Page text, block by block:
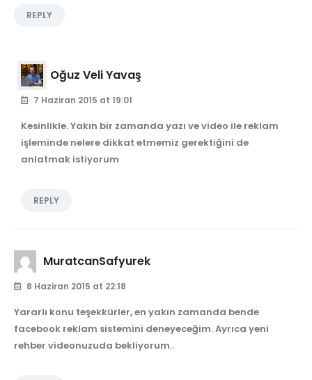
REPLY
Oğuz Veli Yavaş
7 Haziran 2015 at 19:01
Kesinlikle. Yakın bir zamanda yazı ve video ile reklam
işleminde nelere dikkat etmemiz gerektiğini de
anlatmak istiyorum
REPLY
MuratcanSafyurek
8 Haziran 2015 at 22:18
Yararlı konu teşekkürler, en yakın zamanda bende
facebook reklam sistemini deneyeceğim. Ayrıca yeni
rehber videonuzuda bekliyorum..